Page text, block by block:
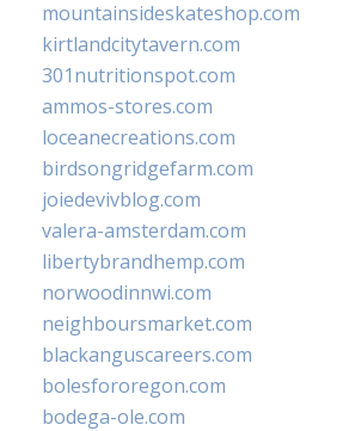
mountainsideskateshop.com
kirtlandcitytavern.com
301nutritionspot.com
ammos-stores.com
loceanecreations.com
birdsongridgefarm.com
joiedevivblog.com
valera-amsterdam.com
libertybrandhemp.com
norwoodinnwi.com
neighboursmarket.com
blackanguscareers.com
bolesfororegon.com
bodega-ole.com